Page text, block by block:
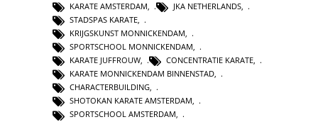
KARATE AMSTERDAM
JKA NETHERLANDS
STADSPAS KARATE,
KRIJGSKUNST MONNICKENDAM,
SPORTSCHOOL MONNICKENDAM,
KARATE JUFFROUW, CONCENTRATIE KARATE,
KARATE MONNICKENDAM BINNENSTAD,
CHARACTERBUILDING,
SHOTOKAN KARATE AMSTERDAM,
SPORTSCHOOL AMSTERDAM,